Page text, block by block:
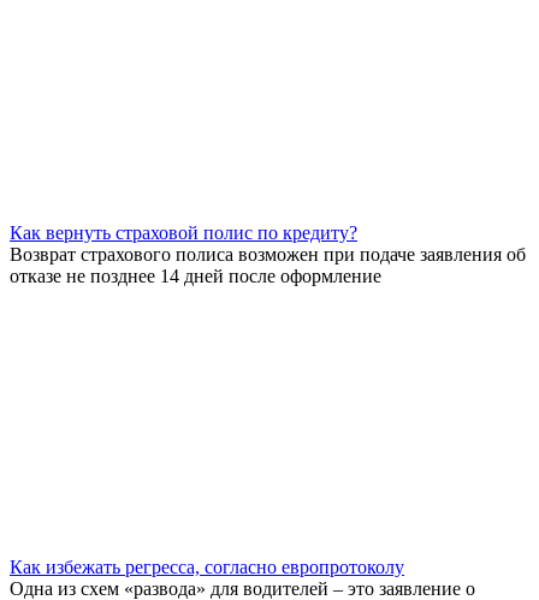
Как вернуть страховой полис по кредиту?
Возврат страхового полиса возможен при подаче заявления об
отказе не позднее 14 дней после оформление
Как избежать регресса, согласно европротоколу
Одна из схем «развода» для водителей – это заявление о